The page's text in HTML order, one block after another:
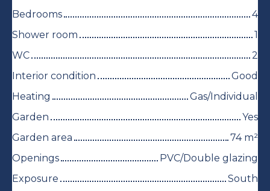
Bedrooms
4
Shower room
1
WC
2
Interior condition
Good
Heating
Gas/Individual
Garden
Yes
Garden area
74 m²
Openings
PVC/Double glazing
Exposure
South